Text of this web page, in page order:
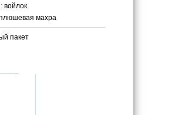
войлок
махра
пакет